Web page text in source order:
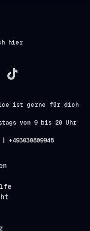
hier
ist gerne für dich
von 9 bis 20 Uhr